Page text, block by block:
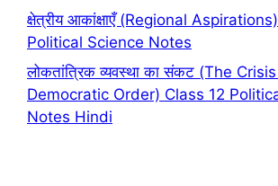
क्षेत्रीय आकांक्षाएँ (Regional
Political Science Notes
लोकतांत्रिक व्यवस्था का संकट (The
Democratic Order) Class 12
Notes Hindi